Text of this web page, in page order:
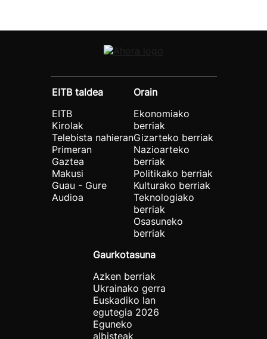
EITB taldea
EITB
Kirolak
Telebista nahieran
Primeran
Gaztea
Makusi
Guau - Gure
Audioa
Orain
Ekonomiako
berriak
Gizarteko berriak
Nazioarteko
berriak
Politikako berriak
Kulturako berriak
Teknologiako
berriak
Osasuneko
berriak
Gaurkotasuna
Azken berriak
Ukrainako gerra
Euskadiko lan
egutegia 2026
Eguneko
albisteak